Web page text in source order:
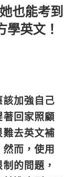
也能考到
學英文！
加強自己
著回家照顧
去英文補
而，使用
的問題，